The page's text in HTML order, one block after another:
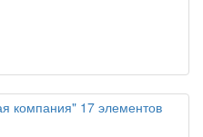
компания" 17 элементов